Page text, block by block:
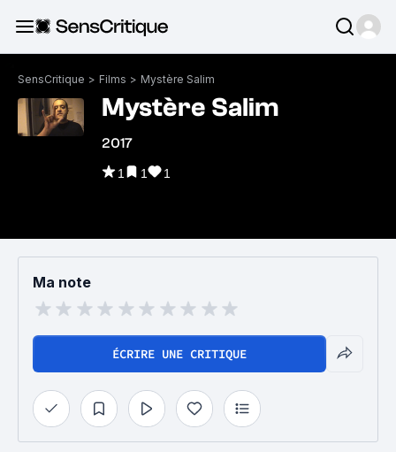
SensCritique > Films > Mystère Salim
Mystère Salim
2017
1 1 1
Ma note
ÉCRIRE UNE CRITIQUE